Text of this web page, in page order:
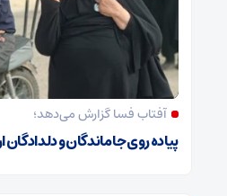
آفتاب فسا گزارش می‌دهد؛
پیاده روی جاماندگان و